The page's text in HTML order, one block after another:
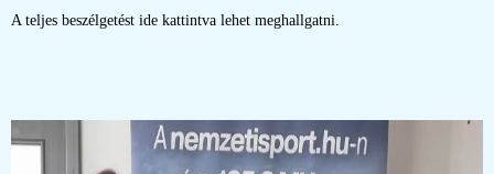
A teljes beszélgetést ide kattintva lehet meghallgatni.